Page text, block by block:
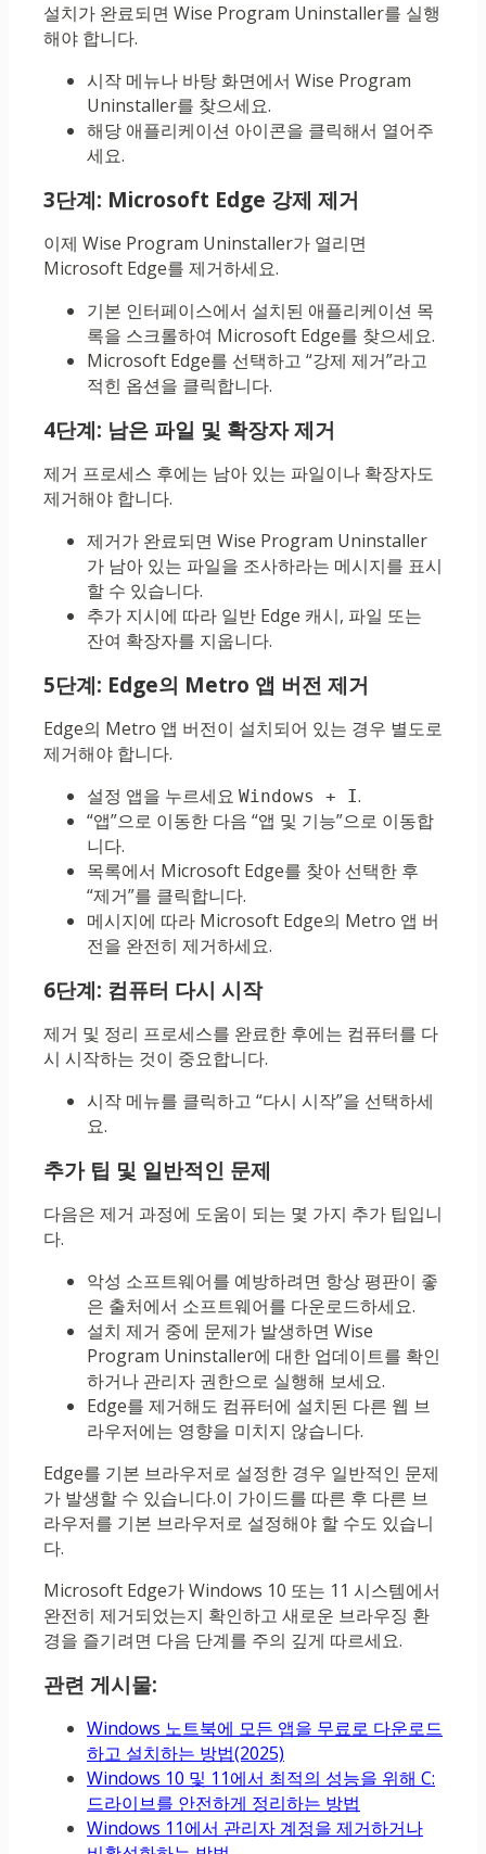
설치가 완료되면 Wise Program Uninstaller를 실행
해야 합니다.
시작 메뉴나 바탕 화면에서 Wise Program
Uninstaller를 찾으세요.
해당 애플리케이션 아이콘을 클릭해서 열어주
세요.
3단계: Microsoft Edge 강제 제거
이제 Wise Program Uninstaller가 열리면
Microsoft Edge를 제거하세요.
기본 인터페이스에서 설치된 애플리케이션 목
록을 스크롤하여 Microsoft Edge를 찾으세요.
Microsoft Edge를 선택하고 “강제 제거”라고
적힌 옵션을 클릭합니다.
4단계: 남은 파일 및 확장자 제거
제거 프로세스 후에는 남아 있는 파일이나 확장자도
제거해야 합니다.
제거가 완료되면 Wise Program Uninstaller
가 남아 있는 파일을 조사하라는 메시지를 표시
할 수 있습니다.
추가 지시에 따라 일반 Edge 캐시, 파일 또는
잔여 확장자를 지웁니다.
5단계: Edge의 Metro 앱 버전 제거
Edge의 Metro 앱 버전이 설치되어 있는 경우 별도로
제거해야 합니다.
설정 앱을 누르세요 Windows + I.
“앱”으로 이동한 다음 “앱 및 기능”으로 이동합
니다.
목록에서 Microsoft Edge를 찾아 선택한 후
“제거”를 클릭합니다.
메시지에 따라 Microsoft Edge의 Metro 앱 버
전을 완전히 제거하세요.
6단계: 컴퓨터 다시 시작
제거 및 정리 프로세스를 완료한 후에는 컴퓨터를 다
시 시작하는 것이 중요합니다.
시작 메뉴를 클릭하고 “다시 시작”을 선택하세
요.
추가 팁 및 일반적인 문제
다음은 제거 과정에 도움이 되는 몇 가지 추가 팁입니
다.
악성 소프트웨어를 예방하려면 항상 평판이 좋
은 출처에서 소프트웨어를 다운로드하세요.
설치 제거 중에 문제가 발생하면 Wise
Program Uninstaller에 대한 업데이트를 확인
하거나 관리자 권한으로 실행해 보세요.
Edge를 제거해도 컴퓨터에 설치된 다른 웹 브
라우저에는 영향을 미치지 않습니다.
Edge를 기본 브라우저로 설정한 경우 일반적인 문제
가 발생할 수 있습니다.이 가이드를 따른 후 다른 브
라우저를 기본 브라우저로 설정해야 할 수도 있습니
다.
Microsoft Edge가 Windows 10 또는 11 시스템에서
완전히 제거되었는지 확인하고 새로운 브라우징 환
경을 즐기려면 다음 단계를 주의 깊게 따르세요.
관련 게시물:
Windows 노트북에 모든 앱을 무료로 다운로드
하고 설치하는 방법(2025)
Windows 10 및 11에서 최적의 성능을 위해 C:
드라이브를 안전하게 정리하는 방법
Windows 11에서 관리자 계정을 제거하거나